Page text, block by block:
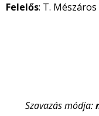
Felelős: T.
Szavazás módja: